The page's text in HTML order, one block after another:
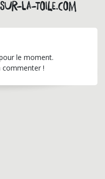
la-toile.com
le moment.
commenter !